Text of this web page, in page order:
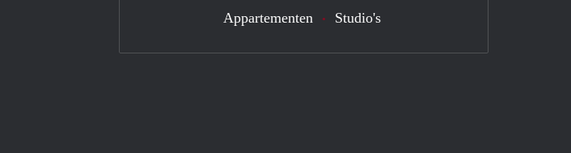
Appartementen Studio's